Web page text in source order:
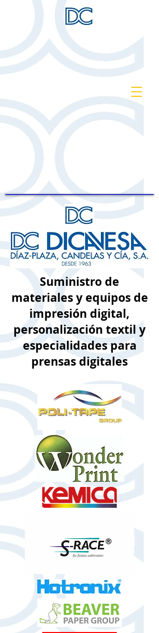
Suministro de
materiales y equipos de
impresión digital,
personalización textil y
especialidades para
prensas digitales